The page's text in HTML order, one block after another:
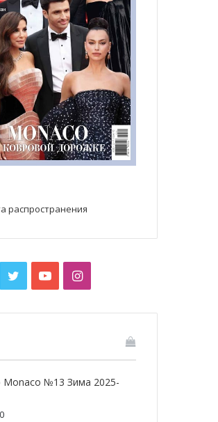
распространения
TwitterYouTubeInstagram
Monaco №13 Зима 2025-